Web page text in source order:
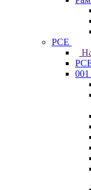
PCE
001